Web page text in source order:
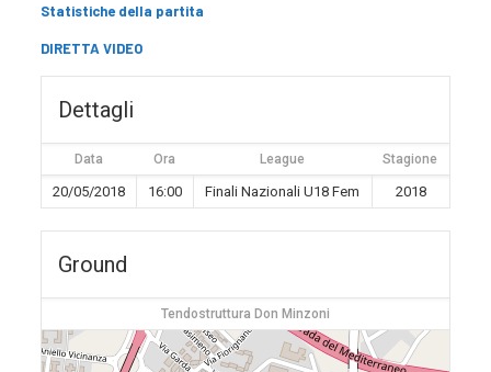
Statistiche della partita
DIRETTA VIDEO
Dettagli
Data Ora League Stagione
20/05/2018 16:00 Finali Nazionali U18 Fem 2018
Ground
Tendostruttura Don Minzoni